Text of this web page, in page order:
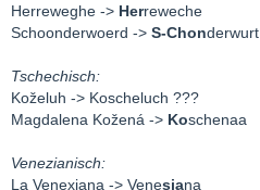
Herreweghe -> Herreweche
Schoonderwoerd -> S-Chonderwurt
Tschechisch:
Koželuh -> Koscheluch ???
Magdalena Kožená -> Koschenaa
Venezianisch:
La Venexiana -> Venesiana